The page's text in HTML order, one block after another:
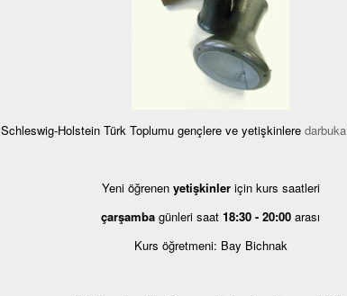
Schleswig-Holstein Türk Toplumu gençlere ve yetişkinlere darbuka
Yeni öğrenen yetişkinler için kurs saatleri
çarşamba günleri saat 18:30 - 20:00 arası
Kurs öğretmeni: Bay Bichnak